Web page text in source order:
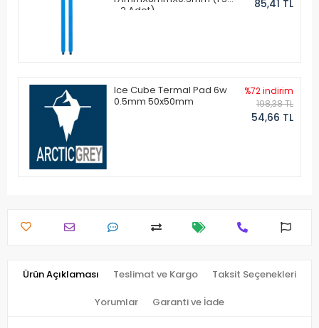
- 2 Adet)
85,41 TL
Ice Cube Termal Pad 6w
0.5mm 50x50mm
%72 indirim
198,38 TL
54,66 TL
Ürün Açıklaması Teslimat ve Kargo Taksit Seçenekleri
Yorumlar Garanti ve İade